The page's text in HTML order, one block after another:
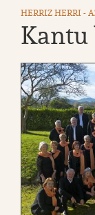
HERRIZ HERRI -